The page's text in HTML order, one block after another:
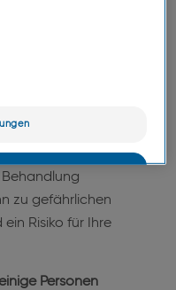
die wir
einige dazu
zu gefährlichen
Risiko für Ihre
Personen